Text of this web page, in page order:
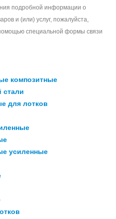
подробной информации о
и (или) услуг, пожалуйста,
специальной формы связи
композитные
стали
для лотков
усиленные